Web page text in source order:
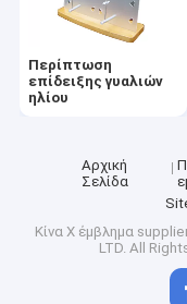
Περίπτωση
επίδειξης γυαλιών
ηλίου
Αρχική
Σελίδα
Κίνα Χ έμβλημα
LTD. All